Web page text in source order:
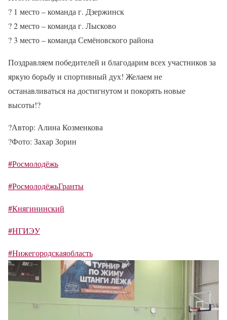
? 1 место – команда г. Дзержинск
?2 место – команда г. Лысково
? 3 место – команда Семёновского района
Поздравляем победителей и благодарим всех участников за
яркую борьбу и спортивный дух! Желаем не
останавливаться на достигнутом и покорять новые
высоты!?
?Автор: Алина Козменкова
?Фото: Захар Зорин
#Росмолодёжь
#РосмолодёжьГранты
#Княгининский
#НГИЭУ
#Нижегородскаяобласть